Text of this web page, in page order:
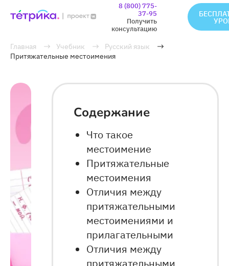
8 (800) 775-
37-95
Получить
консультацию
Главная Учебник
Русский язык
Притяжательные местоимения
Содержание
Что такое
местоимение
Притяжательные
местоимения
Отличия между
притяжательными
местоимениями и
прилагательными
Отличия между
притяжательными